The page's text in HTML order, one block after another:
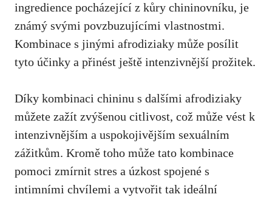
ingredience pocházející z kůry chininovníku, je
známý svými povzbuzujícími vlastnostmi.
Kombinace s jinými afrodiziaky může posílit
tyto účinky a přinést ještě intenzivnější prožitek.
Díky kombinaci chininu s dalšími afrodiziaky
můžete zažít zvýšenou citlivost, což může vést k
intenzivnějším a uspokojivějším sexuálním
zážitkům. Kromě toho může tato kombinace
pomoci zmírnit stres a úzkost spojené s
intimními chvílemi a vytvořit tak ideální